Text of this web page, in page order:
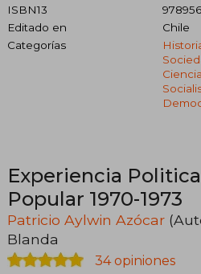
ISBN13
Editado en
Chile
Categorías
Experiencia
Popular 1970-1973
Patricio Aylwin Azócar
Blanda
34 opiniones